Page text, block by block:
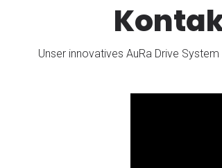
Unser innovatives AuRa Drive